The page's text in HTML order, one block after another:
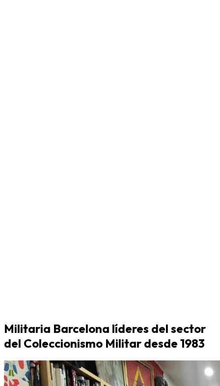
Militaria Barcelona líderes del sector
del Coleccionismo Militar desde 1983